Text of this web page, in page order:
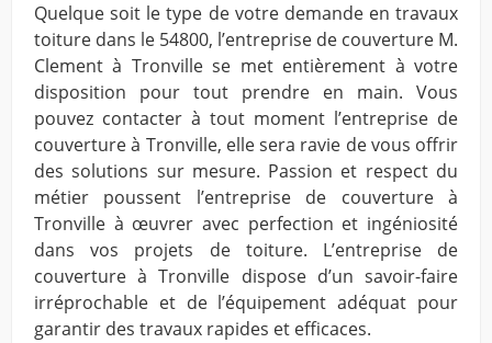
Quelque soit le type de votre demande en travaux
toiture dans le 54800, l’entreprise de couverture M.
Clement à Tronville se met entièrement à votre
disposition pour tout prendre en main. Vous
pouvez contacter à tout moment l’entreprise de
couverture à Tronville, elle sera ravie de vous offrir
des solutions sur mesure. Passion et respect du
métier poussent l’entreprise de couverture à
Tronville à œuvrer avec perfection et ingéniosité
dans vos projets de toiture. L’entreprise de
couverture à Tronville dispose d’un savoir-faire
irréprochable et de l’équipement adéquat pour
garantir des travaux rapides et efficaces.